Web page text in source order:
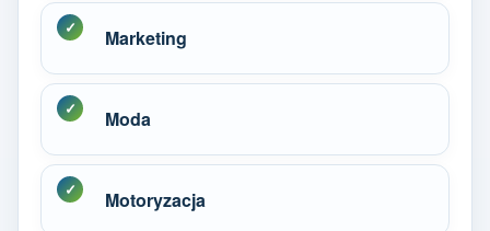
Marketing
Moda
Motoryzacja